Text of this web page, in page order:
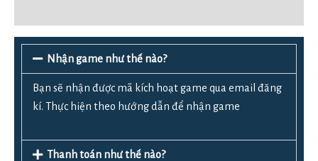
Nhận game như thế nào?
Bạn sẽ nhận được mã kích hoạt game qua email đăng
kí. Thực hiện theo hướng dẫn để nhận game
Thanh toán như thế nào?